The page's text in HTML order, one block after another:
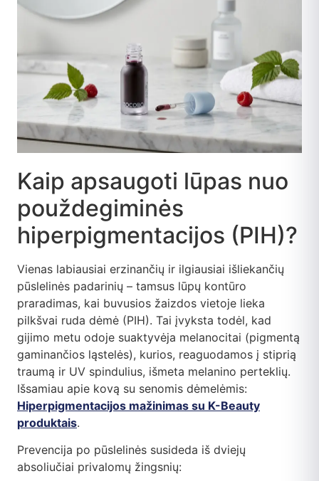
Kaip apsaugoti lūpas nuo
použdegiminės
hiperpigmentacijos (PIH)?
Vienas labiausiai erzinančių ir ilgiausiai išliekančių
pūslelinės padarinių – tamsus lūpų kontūro
praradimas, kai buvusios žaizdos vietoje lieka
pilkšvai ruda dėmė (PIH). Tai įvyksta todėl, kad
gijimo metu odoje suaktyvėja melanocitai (pigmentą
gaminančios ląstelės), kurios, reaguodamos į stiprią
traumą ir UV spindulius, išmeta melanino perteklių.
Išsamiau apie kovą su senomis dėmelėmis:
Hiperpigmentacijos mažinimas su K-Beauty
produktais.
Prevencija po pūslelinės susideda iš dviejų
absoliučiai privalomų žingsnių: